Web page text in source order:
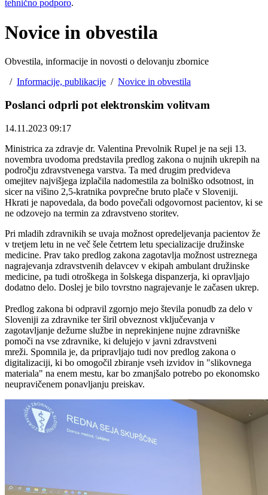
tehnično podporo.
Novice in obvestila
Obvestila, informacije in novosti o delovanju zbornice
/ Informacije, publikacije / Novice in obvestila
Poslanci odprli pot elektronskim volitvam
14.11.2023 09:17
Ministrica za zdravje dr. Valentina Prevolnik Rupel je na seji 13.
novembra uvodoma predstavila predlog zakona o nujnih ukrepih na
področju zdravstvenega varstva. Ta med drugim predvideva
omejitev najvišjega izplačila nadomestila za bolniško odsotnost, in
sicer na višino 2,5-kratnika povprečne bruto plače v Sloveniji.
Hkrati je napovedala, da bodo povečali odgovornost pacientov, ki se
ne odzovejo na termin za zdravstveno storitev.
Pri mladih zdravnikih se uvaja možnost opredeljevanja pacientov že
v tretjem letu in ne več šele četrtem letu specializacije družinske
medicine. Prav tako predlog zakona zagotavlja možnost ustreznega
nagrajevanja zdravstvenih delavcev v ekipah ambulant družinske
medicine, pa tudi otroškega in šolskega dispanzerja, ki opravljajo
dodatno delo. Doslej je bilo tovrstno nagrajevanje le začasen ukrep.
Predlog zakona bi odpravil zgornjo mejo števila ponudb za delo v
Sloveniji za zdravnike ter širil obveznost vključevanja v
zagotavljanje dežurne službe in neprekinjene nujne zdravniške
pomoči na vse zdravnike, ki delujejo v javni zdravstveni
mreži. Spomnila je, da pripravljajo tudi nov predlog zakona o
digitalizaciji, ki bo omogočil zbiranje vseh izvidov in "slikovnega
materiala" na enem mestu, kar bo zmanjšalo potrebo po ekonomsko
neupravičenem ponavljanju preiskav.